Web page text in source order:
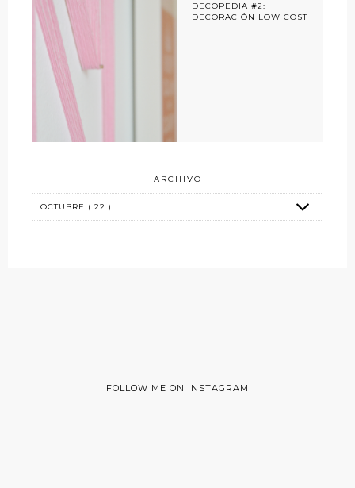
DECOPEDIA #2:
DECORACIÓN LOW COST
ARCHIVO
FOLLOW ME ON INSTAGRAM